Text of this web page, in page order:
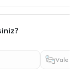
Vale